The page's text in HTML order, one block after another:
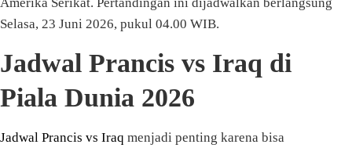
Selasa, 23 Juni 2026, pukul 04.00 WIB.
Jadwal Prancis vs Iraq di
Piala Dunia 2026
Jadwal Prancis vs Iraq menjadi penting karena bisa